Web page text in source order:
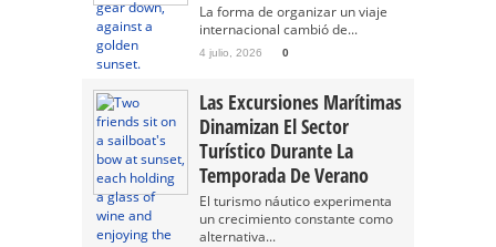
La forma de organizar un viaje
internacional cambió de...
4 julio, 2026 0
Las Excursiones Marítimas
Dinamizan El Sector
Turístico Durante La
Temporada De Verano
El turismo náutico experimenta
un crecimiento constante como
alternativa...